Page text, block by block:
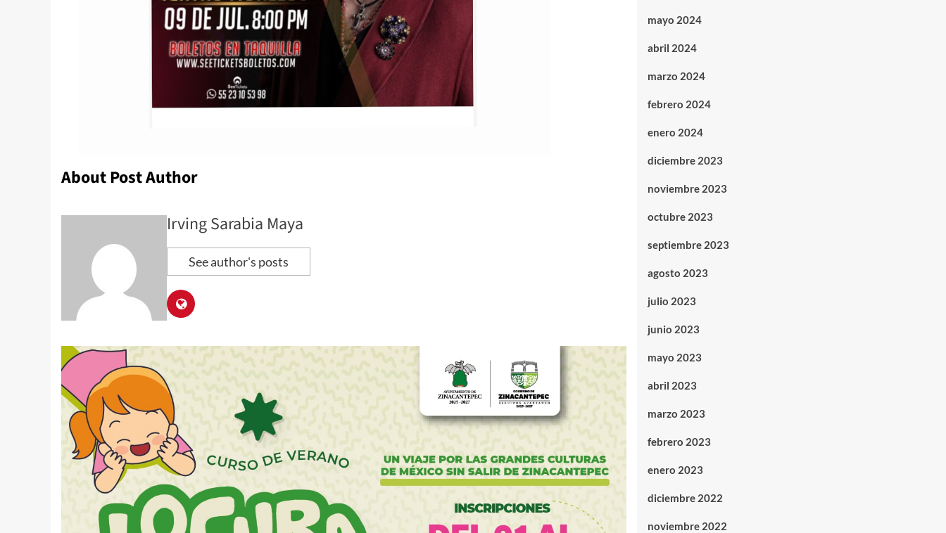
About Post Author
Irving Sarabia Maya
See author's posts
mayo 2024
abril 2024
marzo 2024
febrero 2024
enero 2024
diciembre 2023
noviembre 2023
octubre 2023
septiembre 2023
agosto 2023
julio 2023
junio 2023
mayo 2023
abril 2023
marzo 2023
febrero 2023
enero 2023
diciembre 2022
noviembre 2022